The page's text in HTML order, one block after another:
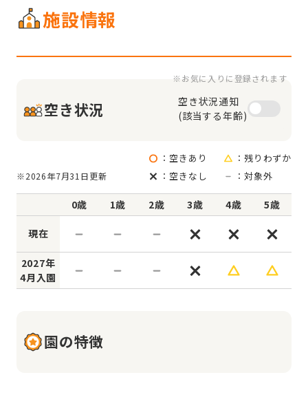
施設情報
空き状況
※お気に入りに登録されます
空き状況通知
(該当する年齢)
※2026年7月31日更新
：空きあり
：残りわずか
：空きなし
：対象外
0歳 1歳 2歳 3歳 4歳 5歳
現在
2027年
4月入園
園の特徴